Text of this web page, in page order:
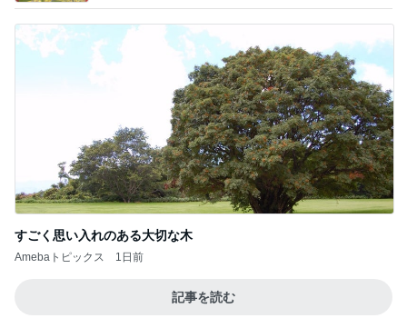
すごく思い入れのある大切な木
Amebaトピックス 1日前
記事を読む